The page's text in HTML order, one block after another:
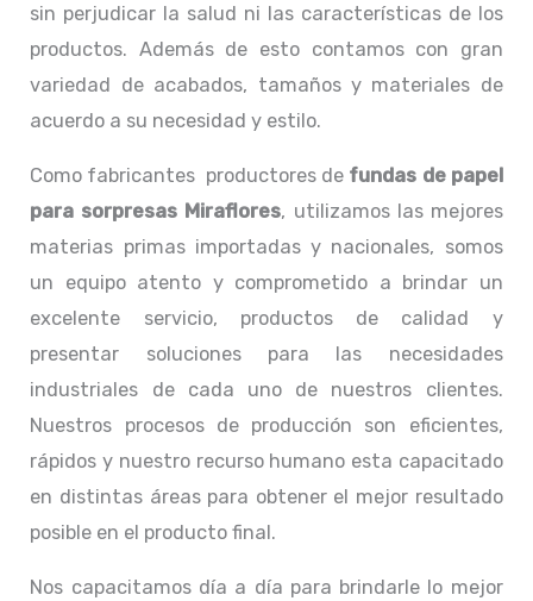
sin perjudicar la salud ni las características de los
productos. Además de esto contamos con gran
variedad de acabados, tamaños y materiales de
acuerdo a su necesidad y estilo.
Como fabricantes productores de fundas de papel
para sorpresas Miraflores, utilizamos las mejores
materias primas importadas y nacionales, somos
un equipo atento y comprometido a brindar un
excelente servicio, productos de calidad y
presentar soluciones para las necesidades
industriales de cada uno de nuestros clientes.
Nuestros procesos de producción son eficientes,
rápidos y nuestro recurso humano esta capacitado
en distintas áreas para obtener el mejor resultado
posible en el producto final.
Nos capacitamos día a día para brindarle lo mejor